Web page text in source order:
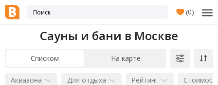
(0)
Сауны и бани в Москве
Списком На карте
Аквазона Для отдыха Рейтинг